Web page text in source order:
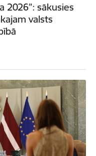
2026”: sākusies
valsts